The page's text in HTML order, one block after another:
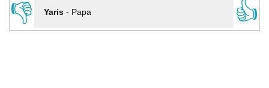
👎
Yaris- Papa 👍